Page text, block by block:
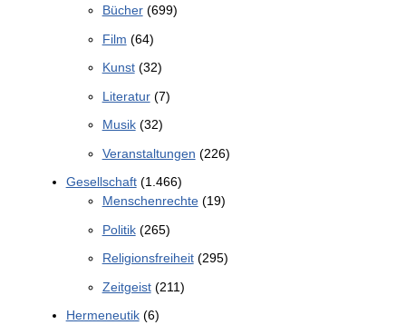
Bücher(699)
Film (64)
Kunst(32)
Literatur(7)
Musik(32)
Veranstaltungen (226)
Gesellschaft(1.466)
Menschenrechte(19)
Politik(265)
Religionsfreiheit(295)
Zeitgeist(211)
Hermeneutik(6)